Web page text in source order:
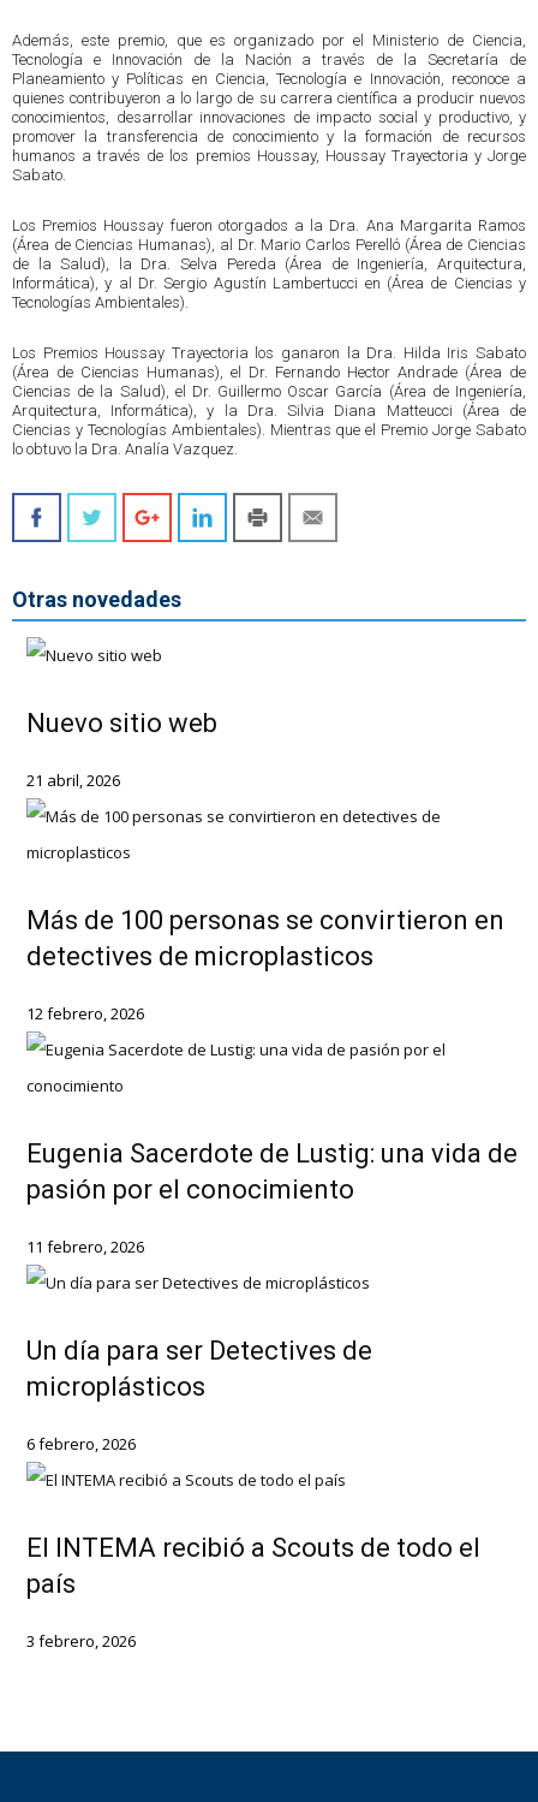
Además, este premio, que es organizado por el Ministerio de Ciencia,
Tecnología e Innovación de la Nación a través de la Secretaría de
Planeamiento y Políticas en Ciencia, Tecnología e Innovación, reconoce a
quienes contribuyeron a lo largo de su carrera científica a producir nuevos
conocimientos, desarrollar innovaciones de impacto social y productivo, y
promover la transferencia de conocimiento y la formación de recursos
humanos a través de los premios Houssay, Houssay Trayectoria y Jorge
Sabato.
Los Premios Houssay fueron otorgados a la Dra. Ana Margarita Ramos
(Área de Ciencias Humanas), al Dr. Mario Carlos Perelló (Área de Ciencias
de la Salud), la Dra. Selva Pereda (Área de Ingeniería, Arquitectura,
Informática), y al Dr. Sergio Agustín Lambertucci en (Área de Ciencias y
Tecnologías Ambientales).
Los Premios Houssay Trayectoria los ganaron la Dra. Hilda Iris Sabato
(Área de Ciencias Humanas), el Dr. Fernando Hector Andrade (Área de
Ciencias de la Salud), el Dr. Guillermo Oscar García (Área de Ingeniería,
Arquitectura, Informática), y la Dra. Silvia Diana Matteucci (Área de
Ciencias y Tecnologías Ambientales). Mientras que el Premio Jorge Sabato
lo obtuvo la Dra. Analía Vazquez.
Otras novedades
Nuevo sitio web
21 abril, 2026
Más de 100 personas se convirtieron en
detectives de microplasticos
12 febrero, 2026
Eugenia Sacerdote de Lustig: una vida de
pasión por el conocimiento
11 febrero, 2026
Un día para ser Detectives de
microplásticos
6 febrero, 2026
El INTEMA recibió a Scouts de todo el
país
3 febrero, 2026